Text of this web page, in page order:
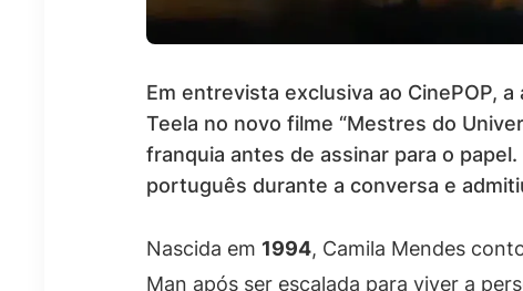
Em entrevista exclusiva ao CinePOP,
Teela no novo filme “Mestres do
franquia antes de assinar para o
português durante a conversa e
Nascida em 1994, Camila Mendes
Man após ser escalada para viver a